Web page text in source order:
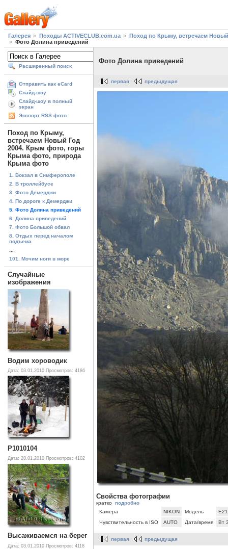
Галерея Походы ACTIVECLUB.com.ua
Поход по Крыму, встречаем
Фото Долина приведений
Расширенный поиск
Отправить как eCard
Слайд-шоу
Слайд-шоу в полный
экран
Экспорт RSS фото
Поход по Крыму,
встречаем Новый Год
2004. Крым фото, горы
Крыма фото, природа
Крыма фото
1. Вокзал в Симферополе
2. В троллейбусе
3. Фото Демерджи
4. По дороге к Демерджи
5. Фото Долина приведений
6. Долина приведений
7. Фото Большой обвал
8. Отдых перед началом
подъема
101. Мочим ноги в море
Случайные
изображения
Водим хороводик
Дата: 03.01.2010 Просмотров: 4186
P1010104
Дата: 28.01.2010 Просмотров: 4102
Высаживаемся на берег
Дата: 03.01.2010 Просмотров: 4118
Фото Долина приведений
первая предыдущая
Свойства фотографии
кратко подробно
Камера
NIKON Модель
Чувствительность в ISO
AUTO Дата/время Вт
первая предыдущая